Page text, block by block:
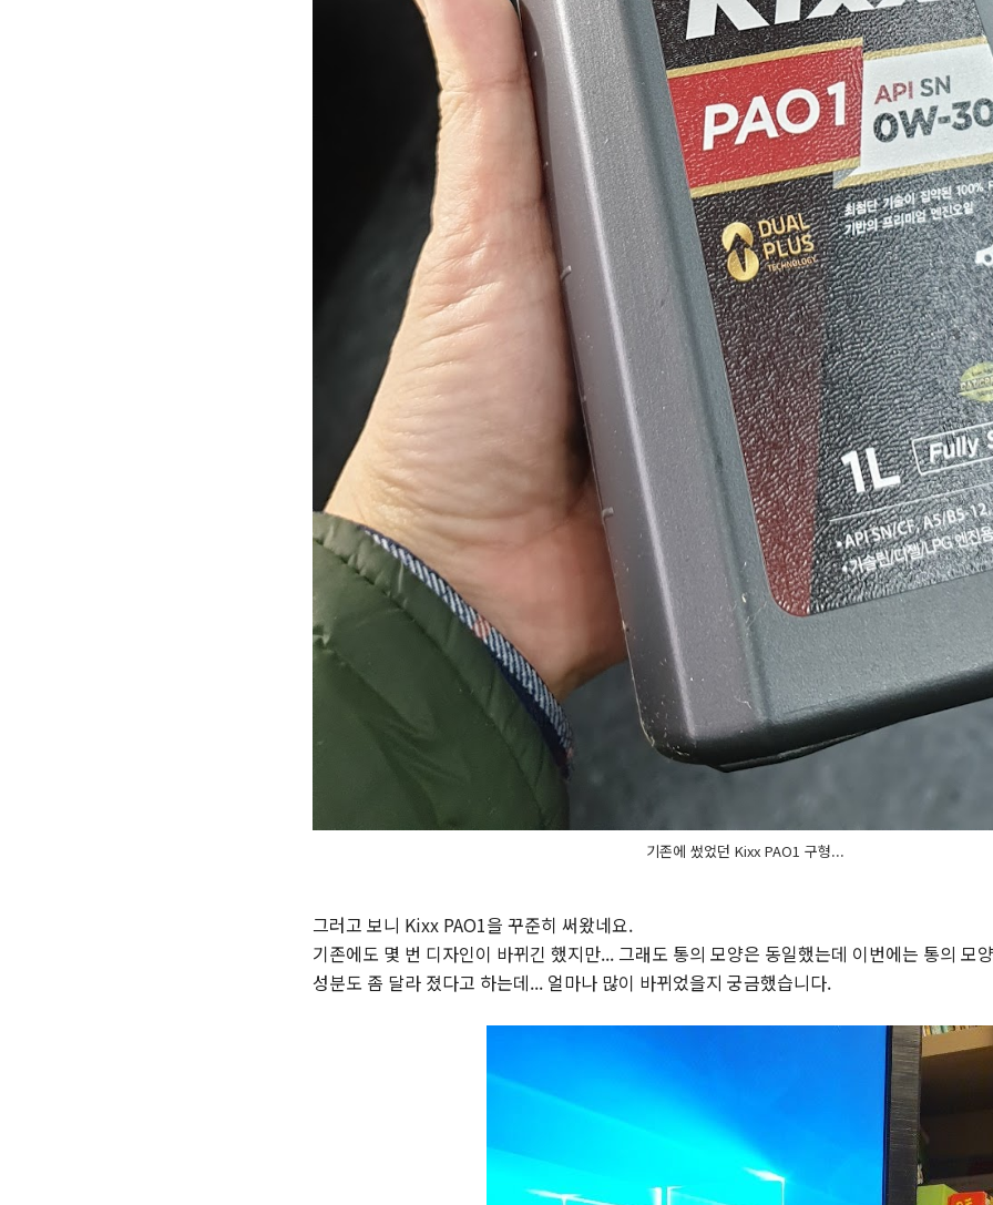
기존에 썼었던 Kixx PAO1 구형...
그러고 보니 Kixx PAO1을 꾸준히 써왔네요.
기존에도 몇 번 디자인이 바뀌긴 했지만... 그래도 통의 모양은 동일했는데 이번에는 통의 모
성분도 좀 달라 졌다고 하는데... 얼마나 많이 바뀌었을지 궁금했습니다.